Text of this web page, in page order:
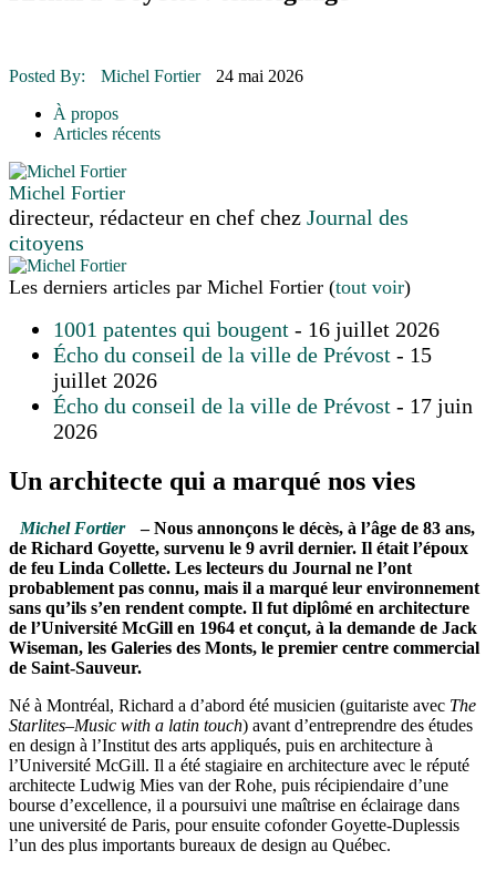
de Prévost
Le rendez-vous des bolides
30 juin 2015
Posted By: Michel Fortier
24 mai 2026
À propos
Articles récents
Michel Fortier
directeur, rédacteur en chef chez Journal des
citoyens
Les derniers articles par Michel Fortier (tout voir)
1001 patentes qui bougent - 16 juillet 2026
Écho du conseil de la ville de Prévost - 15
juillet 2026
Écho du conseil de la ville de Prévost - 17 juin
2026
Un architecte qui a marqué nos vies
Michel Fortier
– Nous annonçons le décès, à l’âge de 83 ans,
de Richard Goyette, survenu le 9 avril dernier. Il était l’époux
de feu Linda Collette. Les lecteurs du Journal ne l’ont
probablement pas connu, mais il a marqué leur environnement
sans qu’ils s’en rendent compte. Il fut diplômé en architecture
de l’Université McGill en 1964 et conçut, à la demande de Jack
Wiseman, les Galeries des Monts, le premier centre commercial
de Saint-Sauveur.
Né à Montréal, Richard a d’abord été musicien (guitariste avec The
Starlites–Music with a latin touch) avant d’entreprendre des études
en design à l’Institut des arts appliqués, puis en architecture à
l’Université McGill. Il a été stagiaire en architecture avec le réputé
architecte Ludwig Mies van der Rohe, puis récipiendaire d’une
bourse d’excellence, il a poursuivi une maîtrise en éclairage dans
une université de Paris, pour ensuite cofonder Goyette-Duplessis
l’un des plus importants bureaux de design au Québec.